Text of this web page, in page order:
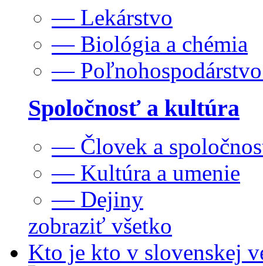
— Lekárstvo
— Biológia a chémia
—
Spoločnosť a kultúra
— Človek a
— Kultúra a umenie
— Dejiny
zobraziť všetko
Kto je kto v slovenskej